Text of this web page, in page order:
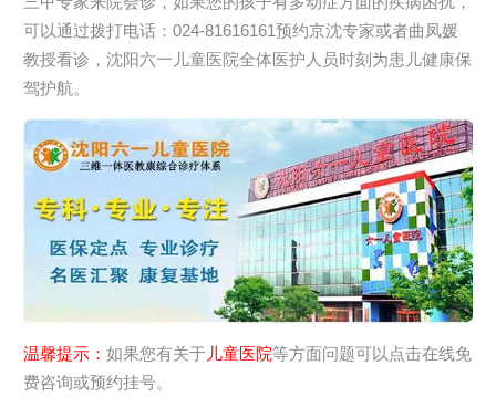
可以通过拨打电话：024-81616161预约京沈专家或者曲凤媛
教授看诊，沈阳六一儿童医院全体医护人员时刻为患儿健康保
驾护航。
温馨提示： 如果您有关于儿童医院等方面问题可以点击在线免
费咨询或预约挂号。